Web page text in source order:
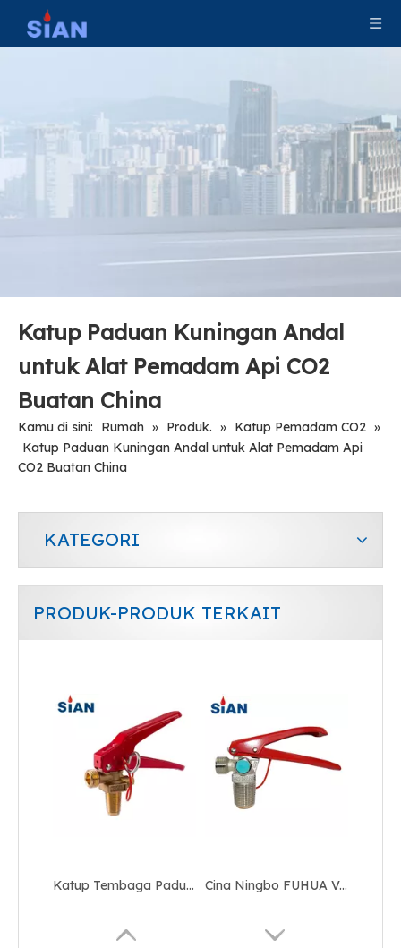
Katup Paduan Kuningan Andal
untuk Alat Pemadam Api CO2
Buatan China
Kamu di sini: Rumah » Produk. » Katup Pemadam CO2 »
Katup Paduan Kuningan Andal untuk Alat Pemadam Api
CO2 Buatan China
KATEGORI
PRODUK-PRODUK TERKAIT
Katup Tembaga Paduan Tembaga Kuningan yang Andal untuk Pemadam Api CO2
Tembaga CO2 Fire Fighting Fire Valve Katup Pemadam Kebakaran Seng CO2 Kuningan